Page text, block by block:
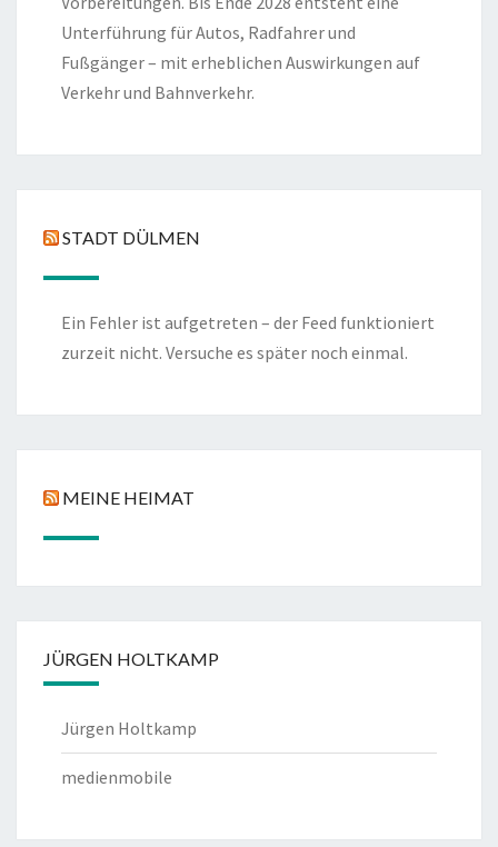
Unterführung für Autos, Radfahrer und
Fußgänger – mit erheblichen Auswirkungen auf
Verkehr und Bahnverkehr.
STADT DÜLMEN
Ein Fehler ist aufgetreten – der Feed funktioniert
zurzeit nicht. Versuche es später noch einmal.
MEINE HEIMAT
JÜRGEN HOLTKAMP
Jürgen Holtkamp
medienmobile